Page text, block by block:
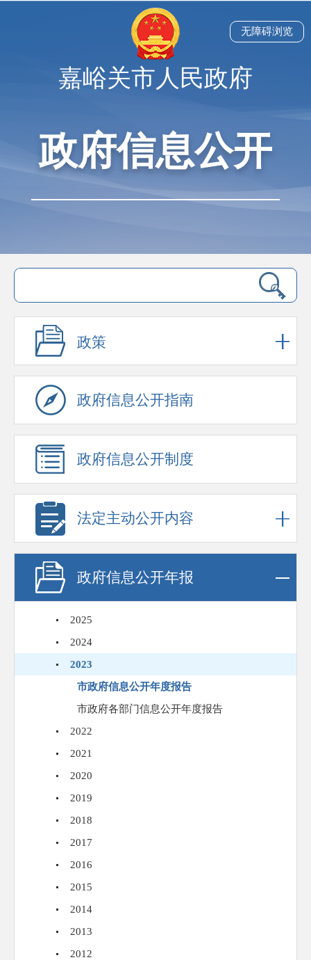
嘉峪关市人民政府
政府信息公开
无障碍浏览
政策
政府信息公开指南
政府信息公开制度
法定主动公开内容
政府信息公开年报
2025
2024
2023
市政府信息公开年度报告
市政府各部门信息公开年度报告
2022
2021
2020
2019
2018
2017
2016
2015
2014
2013
2012